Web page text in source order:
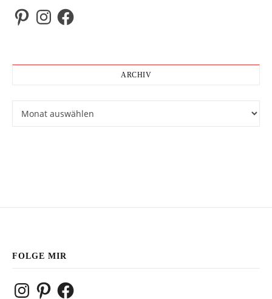
PinterestInstagramFacebook
ARCHIV
FOLGE MIR
InstagramPinterestFacebook